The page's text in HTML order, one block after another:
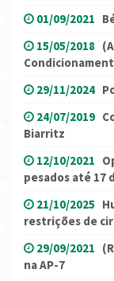
01/09/2021
15/05/2018
29/11/2024
24/07/2019
Biarritz
12/10/2021
pesados até 17
21/10/2025
restrições de
29/09/2021
na AP-7